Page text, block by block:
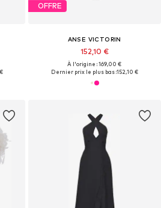
OFFRE
ANSE VICTORIN
152,10 €
À l'origine : 169,00 €
Dernier prix le plus bas :152,10 €